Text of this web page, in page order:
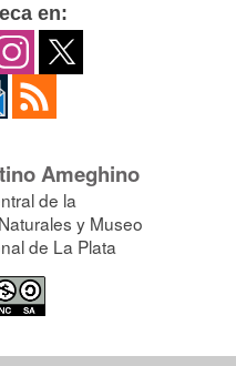
en:
Ameghino
de la
y Museo
de La Plata